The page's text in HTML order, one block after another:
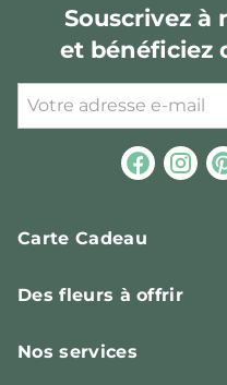
Souscrivez à
et bénéficiez
Carte Cadeau
Des fleurs à offrir
Nos services